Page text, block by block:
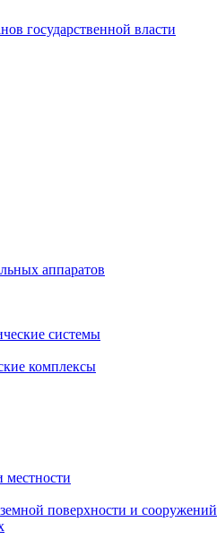
государственной власти
аппаратов
системы
комплексы
местности
поверхности и сооружений